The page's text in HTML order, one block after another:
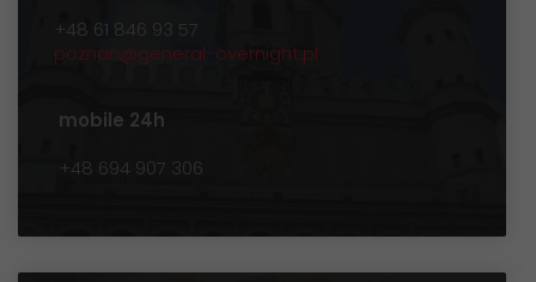
+48 61 846 93 57
poznan@general-overnight.pl
mobile 24h
+48 694 907 306